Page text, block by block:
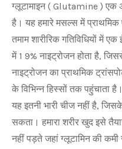
ग्लूटामाइन ( Glutamine ) एक
है। यह हमारे मसल्‍स में प्राथमिक
तमाम शारीरिक गतिविधियों में
में 1 9% नाइट्रोजन होता है,
नाइट्रोजन का प्राथमिक
के विभिन्‍न हिस्‍सों तक पहुंचाता
यह इतनी भारी चीज नहीं है,
सकता। हमारा शरीर खुद इसे
नहीं पड़ते जहां ग्‍लूटामिन की